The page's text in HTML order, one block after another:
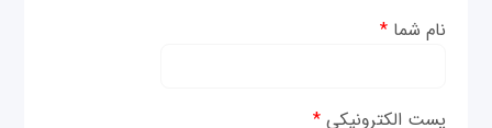
نام شما*
پست الکترونیکی*